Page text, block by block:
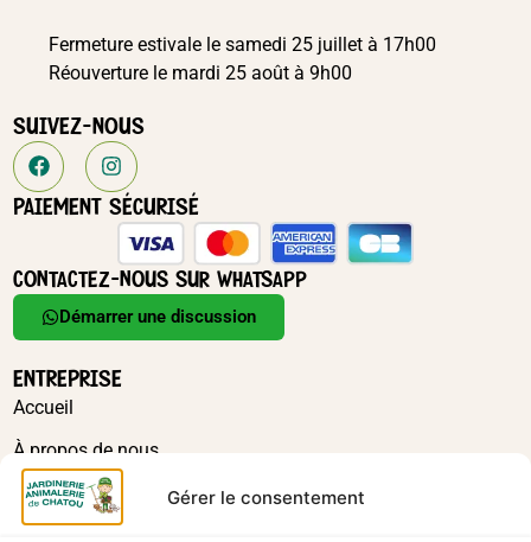
Gérer le consentement
SUIVEZ-NOUS
PAIEMENT SÉCURISÉ
CONTACTEZ-NOUS SUR WHATSAPP
Démarrer une discussion
ENTREPRISE
Accueil
À propos de nous
Actualités
Fermeture estivale le samedi 25 juillet à 17h00
Réouverture le mardi 25 août à 9h00